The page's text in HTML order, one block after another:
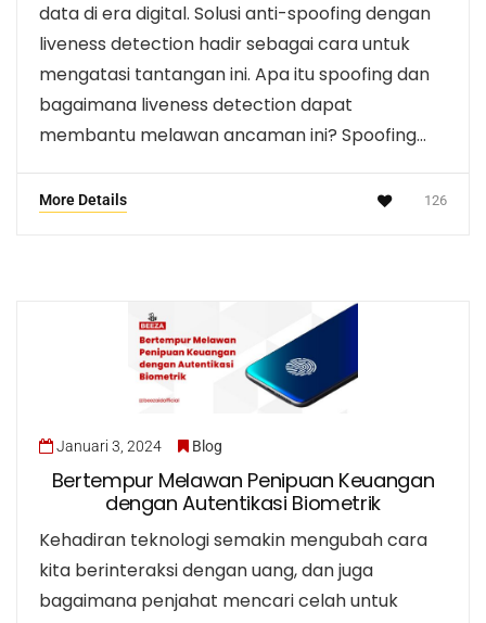
data di era digital. Solusi anti-spoofing dengan
liveness detection hadir sebagai cara untuk
mengatasi tantangan ini. Apa itu spoofing dan
bagaimana liveness detection dapat
membantu melawan ancaman ini? Spoofing…
More Details 126
Januari 3, 2024 Blog
Bertempur Melawan Penipuan Keuangan
dengan Autentikasi Biometrik
Kehadiran teknologi semakin mengubah cara
kita berinteraksi dengan uang, dan juga
bagaimana penjahat mencari celah untuk